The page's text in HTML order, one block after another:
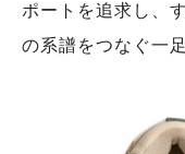
ポートを追求し、
の系譜をつなぐ一足